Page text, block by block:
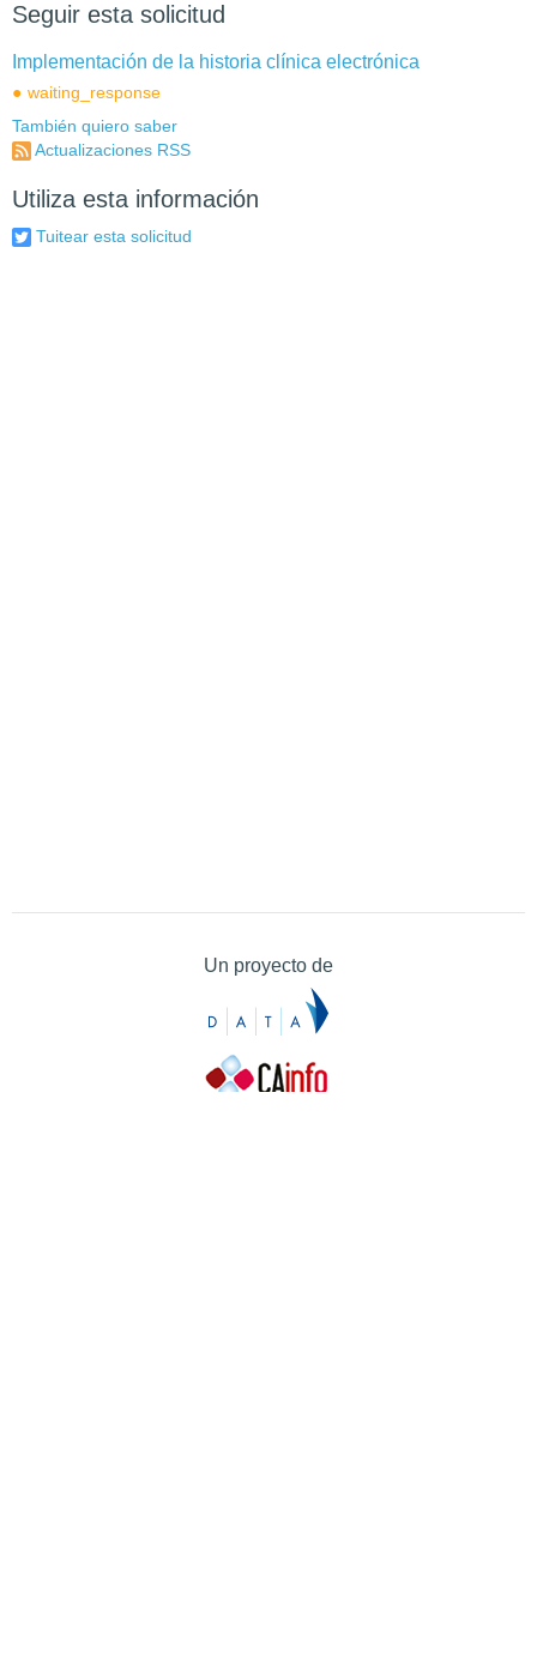
Seguir esta solicitud
Implementación de la historia clínica electrónica
waiting_response
También quiero saber
Actualizaciones RSS
Utiliza esta información
Tuitear esta solicitud
Un proyecto de